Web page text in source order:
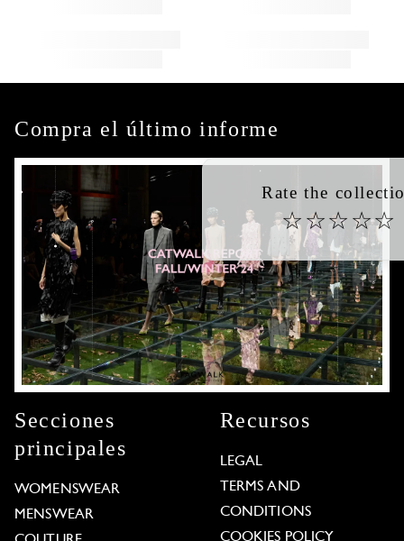
Rate the collection
☆☆☆☆☆
Compra el último informe
Secciones
principales
WOMENSWEAR
MENSWEAR
Recursos
LEGAL
TERMS AND
CONDITIONS
COOKIES POLICY